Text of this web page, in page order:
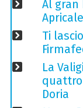
Al gran
Apricale
Ti
La
Doria